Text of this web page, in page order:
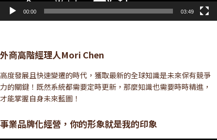
00:00 03:49
外商高階經理人Mori Chen
高度發展且快速變遷的時代，獲取最新的全球知識是未來保有競爭
力的關鍵！既然系統都需要定時更新，那麼知識也需要時時精進，
才能掌握自身未來藍圖！
事業品牌化經營，你的形象就是我的印象